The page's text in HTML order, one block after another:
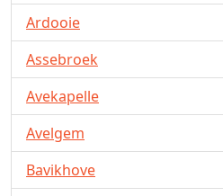
Ardooie
Assebroek
Avekapelle
Avelgem
Bavikhove